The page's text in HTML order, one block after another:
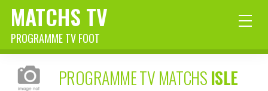
MATCHS TV
PROGRAMME TV FOOT
PROGRAMME TV MATCHSISLE